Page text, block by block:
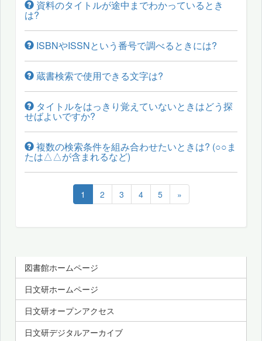
資料のタイトルが途中までわかっているとき
は?
ISBNやISSNという番号で調べるときには?
蔵書検索で使用できる文字は?
タイトルをはっきり覚えていないときはどう探
せばよいですか?
複数の検索条件を組み合わせたいときは? (○○ま
たは△△が含まれるなど)
1 2 3 4 5 »
図書館ホームページ
日文研ホームページ
日文研オープンアクセス
日文研デジタルアーカイブ